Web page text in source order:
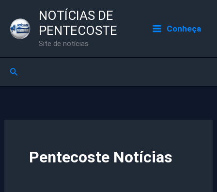
para
NOTÍCIAS DE
PENTECOSTE
Site de notícias
Conheça
Pesquisar
Pentecoste Notícias